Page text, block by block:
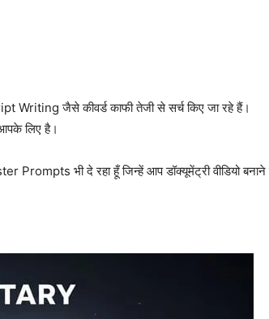
जैसे कीवर्ड काफी तेजी से सर्च किए जा रहे हैं।
लिए है।
Prompts भी दे रहा हूँ जिन्हें आप डॉक्यूमेंट्री वीडियो